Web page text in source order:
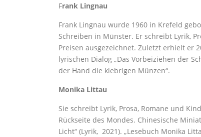
Frank Lingnau
Frank Lingnau wurde 1960 in Krefeld
Schreiben in Münster. Er schreibt Lyrik,
Preisen ausgezeichnet. Zuletzt erhielt er
lyrischen Dialog „Das Vorbeiziehen der
der Hand die klebrigen Münzen“.
Monika Littau
Sie schreibt Lyrik, Prosa, Romane und
Rückseite des Mondes. Chinesische
Licht“ (Lyrik, 2021). „Lesebuch Monika